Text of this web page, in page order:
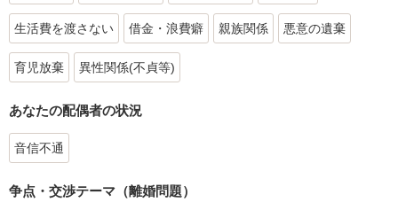
生活費を渡さない 借金・浪費癖 親族関係 悪意の遺棄
育児放棄 異性関係(不貞等)
あなたの配偶者の状況
音信不通
争点・交渉テーマ（離婚問題）